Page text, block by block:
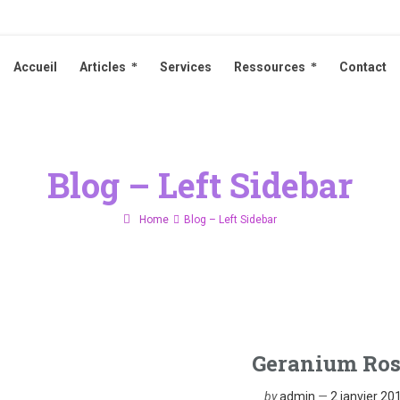
Accueil Articles Services Ressources Contact
Blog – Left Sidebar
Home Blog – Left Sidebar
Geranium
byadmin 2 janvier